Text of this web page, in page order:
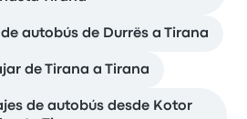
autobús de Durrës a Tirana
de Tirana a Tirana
de autobús desde Kotor